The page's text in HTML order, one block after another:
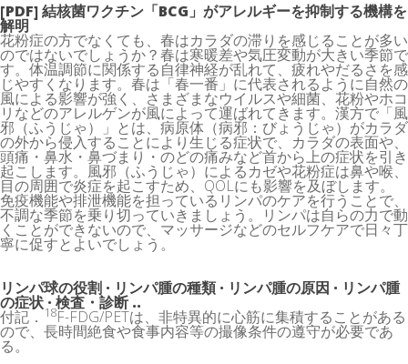
[PDF] 結核菌ワクチン「BCG」がアレルギーを抑制する機構を
解明
花粉症の方でなくても、春はカラダの滞りを感じることが多い
のではないでしょうか？春は寒暖差や気圧変動が大きい季節で
す。体温調節に関係する自律神経が乱れて、疲れやだるさを感
じやすくなります。春は「春一番」に代表されるように自然の
風による影響が強く、さまざまなウイルスや細菌、花粉やホコ
リなどのアレルゲンが風によって運ばれてきます。漢方で「風
邪（ふうじゃ）」とは、病原体（病邪：びょうじゃ）がカラダ
の外から侵入することにより生じる症状で、カラダの表面や、
頭痛・鼻水・鼻づまり・のどの痛みなど首から上の症状を引き
起こします。風邪（ふうじゃ）によるカゼや花粉症は鼻や喉、
目の周囲で炎症を起こすため、QOLにも影響を及ぼします。
免疫機能や排泄機能を担っているリンパのケアを行うことで、
不調な季節を乗り切っていきましょう。リンパは自らの力で動
くことができないので、マッサージなどのセルフケアで日々丁
寧に促すとよいでしょう。
リンパ球の役割 · リンパ腫の種類 · リンパ腫の原因 · リンパ腫
の症状 · 検査・診断 ..
付記． 18F-FDG/PETは、非特異的に心筋に集積することがある
ので、長時間絶食や食事内容等の撮像条件の遵守が必要であ
る。